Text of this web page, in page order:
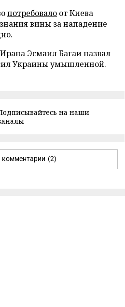
потребовало от Киева
вины за нападение
Эсмаил Багаиназвал
Украины умышленной.
на наши
комментарии (2)